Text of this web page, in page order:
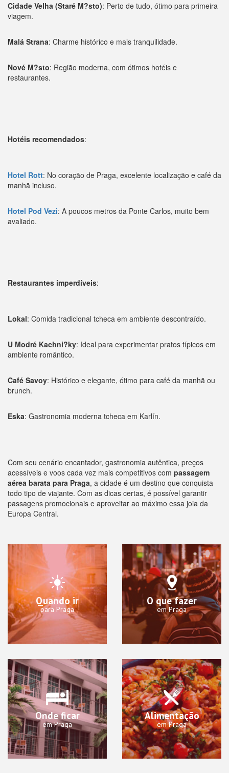
Cidade Velha (Staré M?sto): Perto de tudo, ótimo para primeira
viagem.
Malá Strana: Charme histórico e mais tranquilidade.
Nové M?sto: Região moderna, com ótimos hotéis e
restaurantes.
Hotéis recomendados:
Hotel Rott: No coração de Praga, excelente localização e café da
manhã incluso.
Hotel Pod Vezi: A poucos metros da Ponte Carlos, muito bem
avaliado.
Restaurantes imperdíveis:
Lokal: Comida tradicional tcheca em ambiente descontraído.
U Modré Kachni?ky: Ideal para experimentar pratos típicos em
ambiente romântico.
Café Savoy: Histórico e elegante, ótimo para café da manhã ou
brunch.
Eska: Gastronomia moderna tcheca em Karlín.
Com seu cenário encantador, gastronomia autêntica, preços
acessíveis e voos cada vez mais competitivos com passagem
aérea barata para Praga, a cidade é um destino que conquista
todo tipo de viajante. Com as dicas certas, é possível garantir
passagens promocionais e aproveitar ao máximo essa joia da
Europa Central.
Quando ir
para Praga
O que fazer
em Praga
Onde ficar
em Praga
Alimentação
em Praga